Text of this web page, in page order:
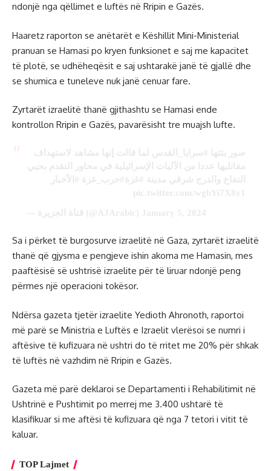
ndonjë nga qëllimet e luftës në Rripin e Gazës.
Haaretz raporton se anëtarët e Këshillit Mini-Ministerial
pranuan se Hamasi po kryen funksionet e saj me kapacitet
të plotë, se udhëheqësit e saj ushtarakë janë të gjallë dhe
se shumica e tuneleve nuk janë cenuar fare.
Zyrtarët izraelitë thanë gjithashtu se Hamasi ende
kontrollon Rripin e Gazës, pavarësisht tre muajsh lufte.
Sa i përket të burgosurve izraelitë në Gaza, zyrtarët izraelitë
thanë që gjysma e pengjeve ishin akoma me Hamasin, mes
paaftësisë së ushtrisë izraelite për të liruar ndonjë peng
përmes një operacioni tokësor.
Ndërsa gazeta tjetër izraelite Yedioth Ahronoth, raportoi
më parë se Ministria e Luftës e Izraelit vlerësoi se numri i
aftësive të kufizuara në ushtri do të rritet me 20% për shkak
të luftës në vazhdim në Rripin e Gazës.
Gazeta më parë deklaroi se Departamenti i Rehabilitimit në
Ushtrinë e Pushtimit po merrej me 3.400 ushtarë të
klasifikuar si me aftësi të kufizuara që nga 7 tetori i vitit të
kaluar.
TOP Lajmet